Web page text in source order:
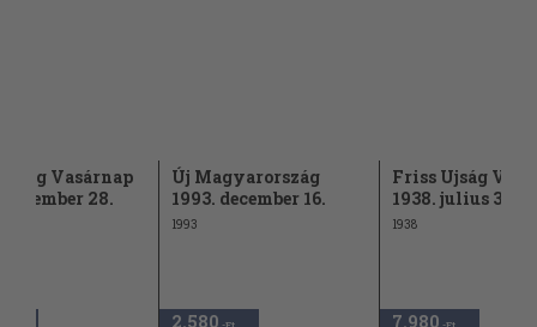
Vasárnap
28.
Új Magyarország
1993. december 16.
1993
2.580 ,-Ft
Friss Ujság
1938. julius 3.
1938
7.980 ,-Ft